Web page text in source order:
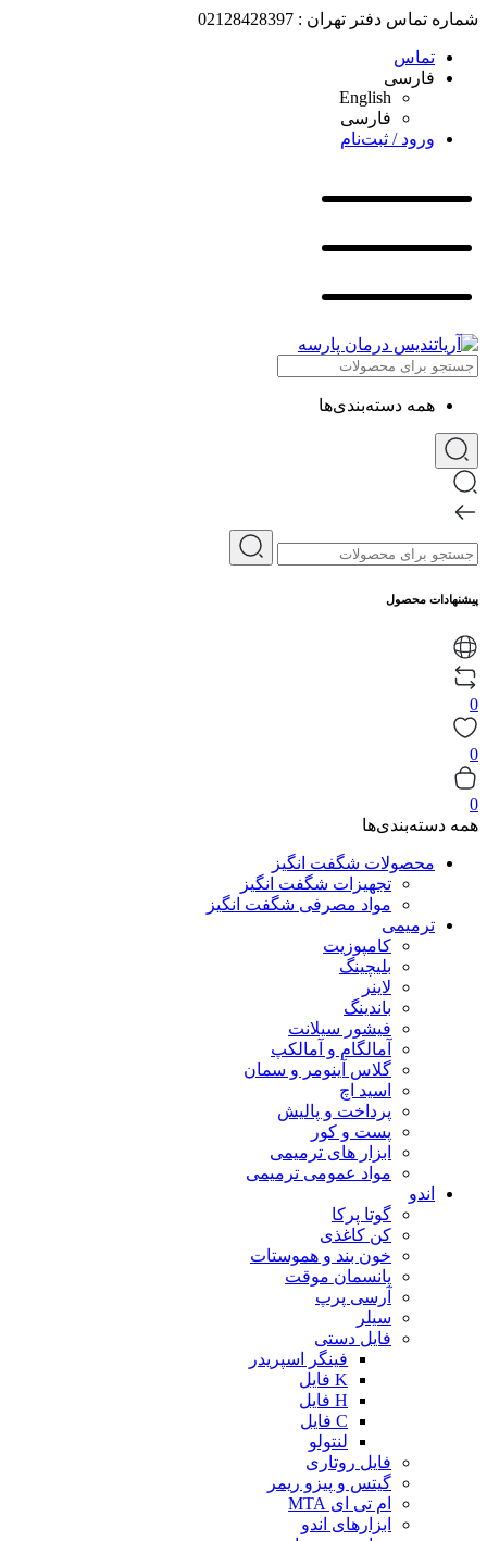
شماره تماس دفتر تهران : 02128428397
تماس
فارسی
English
فارسی
ورود / ثبت‌نام
همه دسته‌بندی‌ها
پیشنهادات محصول
0
0
0
همه دسته‌بندی‌ها
محصولات شگفت انگیز
تجهیزات شگفت انگیز
مواد مصرفی شگفت انگیز
ترمیمی
کامپوزیت
بلیچینگ
لاینر
باندینگ
فیشور سیلانت
آمالگام و آمالکپ
گلاس آینومر و سمان
اسید اچ
پرداخت و پالیش
پست و کور
ابزار های ترمیمی
مواد عمومی ترمیمی
اندو
گوتا پرکا
کن کاغذی
خون بند و هموستات
پانسمان موقت
آرسی پرپ
سیلر
فایل دستی
فینگر اسپریدر
K فایل
H فایل
C فایل
لنتولو
فایل روتاری
گیتس و پیزو ریمر
ام تی ای MTA
ابزارهای اندو